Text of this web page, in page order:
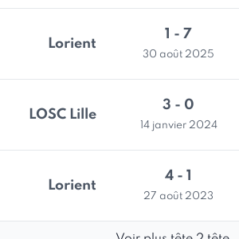
Lorient
1 - 7
30 août 2025
LOSC Lille
3 - 0
14 janvier 2024
Lorient
4 - 1
27 août 2023